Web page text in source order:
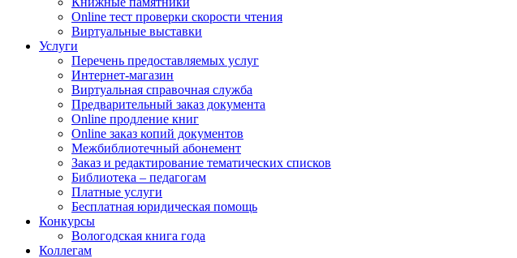
Online тест проверки скорости чтения
Виртуальные выставки
Услуги
Перечень предоставляемых услуг
Интернет-магазин
Виртуальная справочная служба
Предварительный заказ документа
Online продление книг
Online заказ копий документов
Межбиблиотечный абонемент
Заказ и редактирование тематических списков
Библиотека – педагогам
Платные услуги
Бесплатная юридическая помощь
Конкурсы
Вологодская книга года
Коллегам